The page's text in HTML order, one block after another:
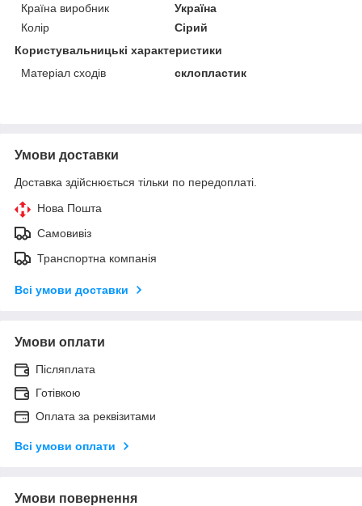
Країна виробник
Україна
Колір
Сірий
Користувальницькі характеристики
Матеріал сходів
склопластик
Умови доставки
Доставка здійснюється тільки по передоплаті.
Нова Пошта
Самовивіз
Транспортна компанія
Всі умови доставки
Умови оплати
Післяплата
Готівкою
Оплата за реквізитами
Всі умови оплати
Умови повернення